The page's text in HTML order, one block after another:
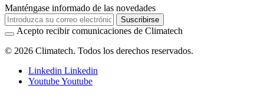
Manténgase informado de las novedades
Suscribirse
Acepto recibir comunicaciones de Climatech
© 2026 Climatech. Todos los derechos reservados.
Linkedin Linkedin
YoutubeYoutube